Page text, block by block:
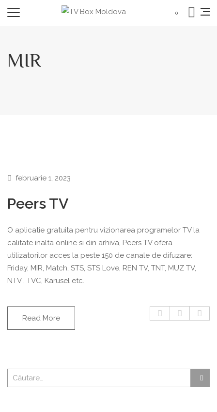
0
MIR
februarie 1, 2023
Peers TV
O aplicatie gratuita pentru vizionarea programelor TV la
calitate inalta online si din arhiva, Peers TV ofera
utilizatorilor acces la peste 150 de canale de difuzare:
Friday, MIR, Match, STS, STS Love, REN TV, TNT, MUZ TV,
NTV , TVC, Karusel etc.
Read More